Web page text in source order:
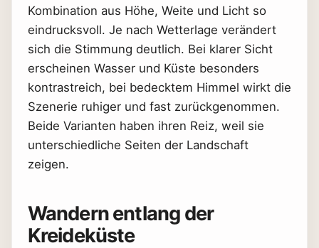
Kombination aus Höhe, Weite und Licht so
eindrucksvoll. Je nach Wetterlage verändert
sich die Stimmung deutlich. Bei klarer Sicht
erscheinen Wasser und Küste besonders
kontrastreich, bei bedecktem Himmel wirkt die
Szenerie ruhiger und fast zurückgenommen.
Beide Varianten haben ihren Reiz, weil sie
unterschiedliche Seiten der Landschaft
zeigen.
Wandern entlang der
Kreideküste